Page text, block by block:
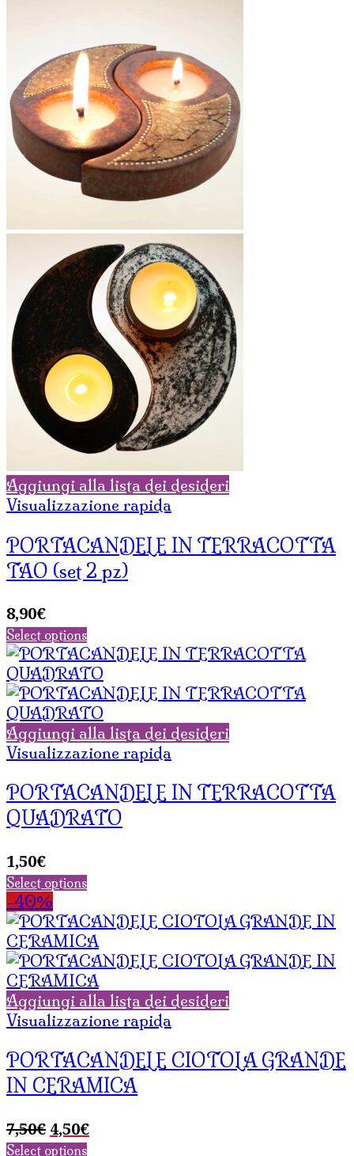
Aggiungi alla lista dei desideri
Visualizzazione rapida
PORTACANDELE IN TERRACOTTA
TAO (set 2 pz)
8,90€
Select options
Aggiungi alla lista dei desideri
Visualizzazione rapida
PORTACANDELE IN TERRACOTTA
QUADRATO
1,50€
Select options
-40%
Aggiungi alla lista dei desideri
Visualizzazione rapida
PORTACANDELE CIOTOLA GRANDE
IN CERAMICA
7,50€ Il
prezzo
4,50€Il
Select options